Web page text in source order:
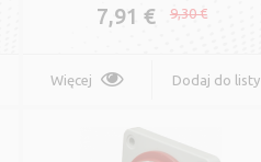
7,91 € 9,30 €
Więcej Dodaj do listy